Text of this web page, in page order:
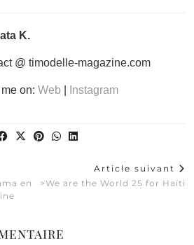
K.
@ timodelle-magazine.com
on: Web Instagram
en
Article suivant
>We are the World 25 for Haïti